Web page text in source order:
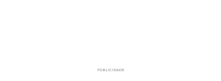
PUBLICIDADE